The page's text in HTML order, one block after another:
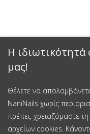
Η ιδιωτικότητά
μας!
Θέλετε να
NaniNails χωρίς
πρέπει, χρειαζόμαστε
αρχείων cookies.